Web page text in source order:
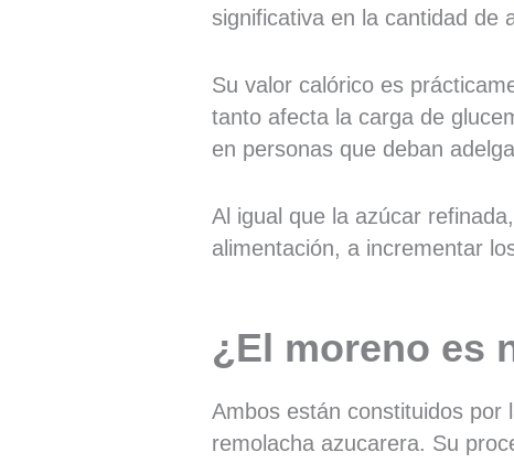
significativa en la cantidad de
Su valor calórico es
tanto afecta la carga de
en personas que deban
Al igual que la azúcar
alimentación, a incrementar
¿El moreno es
Ambos están constituidos por
remolacha azucarera. Su